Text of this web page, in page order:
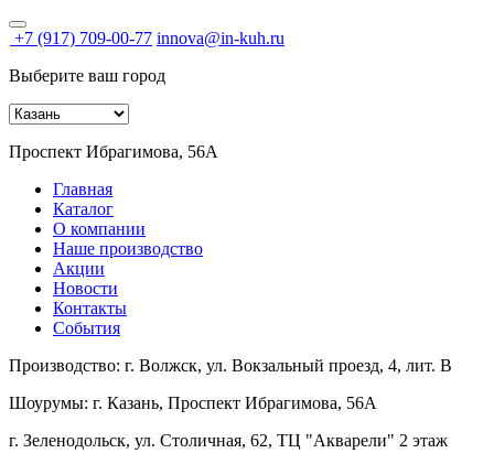
+7 (917) 709-00-77 innova@in-kuh.ru
Выберите ваш город
Проспект Ибрагимова, 56А
Главная
Каталог
О компании
Наше производство
Акции
Новости
Контакты
События
Производство: г. Волжск, ул. Вокзальный проезд, 4, лит. В
Шоурумы: г. Казань, Проспект Ибрагимова, 56А
г. Зеленодольск, ул. Столичная, 62, ТЦ "Акварели" 2 этаж